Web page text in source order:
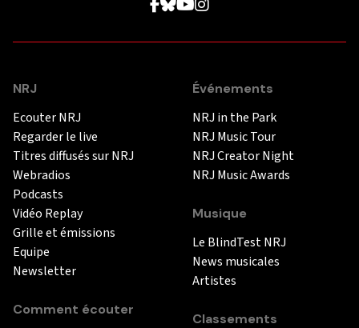
NRJ
Ecouter NRJ
Regarder le live
Titres diffusés sur NRJ
Webradios
Podcasts
Vidéo Replay
Grille et émissions
Equipe
Newsletter
Comment écouter
Événements
NRJ in the Park
NRJ Music Tour
NRJ Creator Night
NRJ Music Awards
Musique
Le BlindTest NRJ
News musicales
Artistes
Classements